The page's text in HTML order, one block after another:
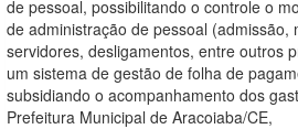
de pessoal, possibilitando o controle o
de administração de pessoal (admissão,
servidores, desligamentos, entre outros
um sistema de gestão de folha de
subsidiando o acompanhamento dos
Prefeitura Municipal de Aracoiaba/CE,